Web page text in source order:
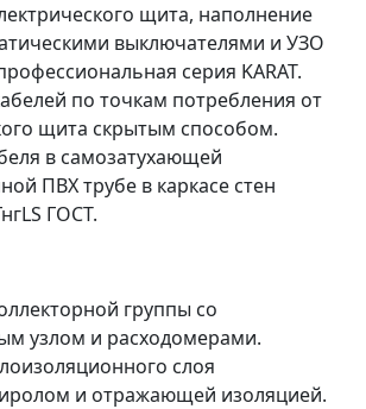
щита, наполнение
выключателями и УЗО
серия KARAT.
по точкам потребления от
щита скрытым способом.
в самозатухающей
ПВХ трубе в каркасе стен
ГОСТ.
группы со
узлом и расходомерами.
слоя
и отражающей изоляцией.